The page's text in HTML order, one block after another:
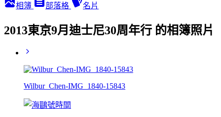
相簿 部落格 名片
2013東京9月迪士尼30周年行 的相簿照片
Wilbur_Chen-IMG_1840-15843